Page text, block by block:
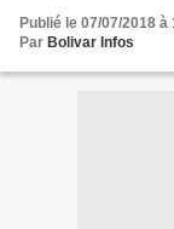
Publié le 07/07/2018 à
Par Bolivar Infos